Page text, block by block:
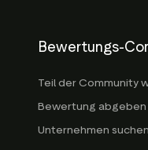
Bewertungs-
Teil der Community
Bewertung abgeben
Unternehmen suchen